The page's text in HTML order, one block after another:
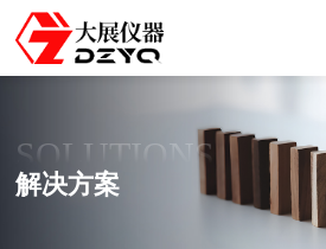
SOLUTIONS
解决方案